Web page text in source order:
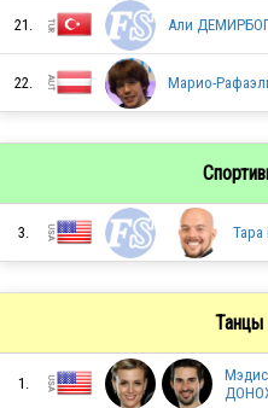
SLO
21. Али
22. Марио-
3.
Танцы
1.